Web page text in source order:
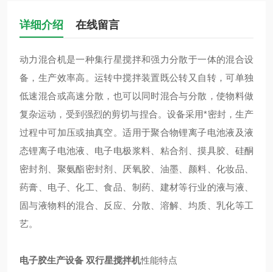
详细介绍 在线留言
动力混合机是一种集行星搅拌和强力分散于一体的混合设
备，生产效率高。运转中搅拌装置既公转又自转，可单独
低速混合或高速分散，也可以同时混合与分散，使物料做
复杂运动，受到强烈的剪切与捏合。设备采用*密封，生产
过程中可加压或抽真空。适用于聚合物锂离子电池液及液
态锂离子电池液、电子电极浆料、粘合剂、摸具胶、硅酮
密封剂、聚氨酯密封剂、厌氧胶、油墨、颜料、化妆品、
药膏、电子、化工、食品、制药、建材等行业的液与液、
固与液物料的混合、反应、分散、溶解、均质、乳化等工
艺。
电子胶生产设备 双行星搅拌机性能特点